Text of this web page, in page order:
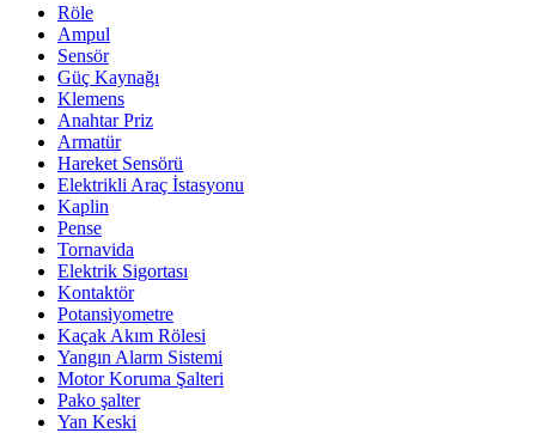
Röle
Ampul
Sensör
Güç Kaynağı
Klemens
Anahtar Priz
Armatür
Hareket Sensörü
Elektrikli Araç İstasyonu
Kaplin
Pense
Tornavida
Elektrik Sigortası
Kontaktör
Potansiyometre
Kaçak Akım Rölesi
Yangın Alarm Sistemi
Motor Koruma Şalteri
Pako şalter
Yan Keski